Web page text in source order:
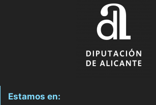
Estamos en: